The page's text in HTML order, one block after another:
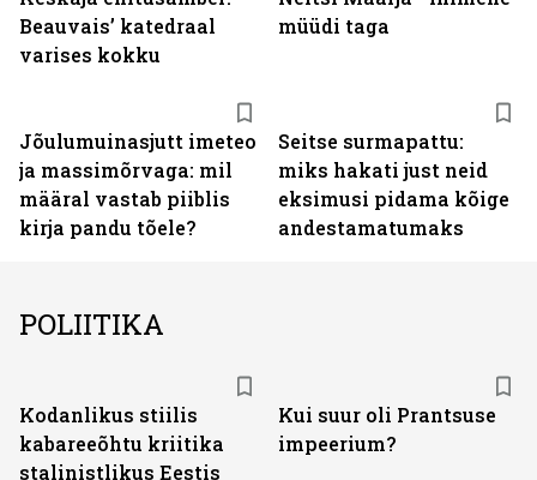
Beauvais’ katedraal
varises kokku
müüdi taga
Jõulumuinasjutt imeteo
ja massimõrvaga: mil
määral vastab piiblis
kirja pandu tõele?
Seitse surmapattu:
miks hakati just neid
eksimusi pidama kõige
andestamatumaks
POLIITIKA
Kodanlikus stiilis
kabareeõhtu kriitika
stalinistlikus Eestis
Kui suur oli Prantsuse
impeerium?